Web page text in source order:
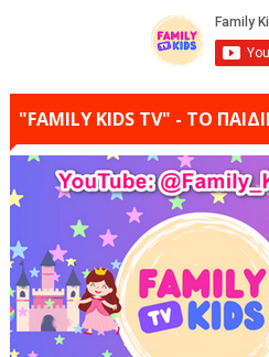
"FAMILY KIDS TV" - ΤΟ